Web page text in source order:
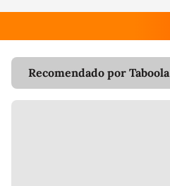
Recomendado por Taboola